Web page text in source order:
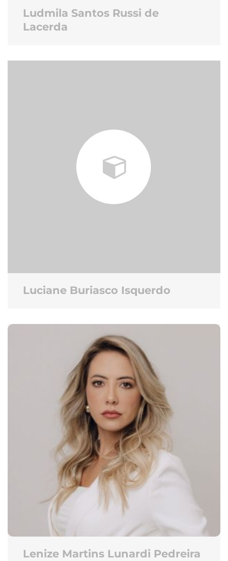
Ludmila Santos Russi de
Lacerda
Luciane Buriasco Isquerdo
Lenize Martins Lunardi Pedreira